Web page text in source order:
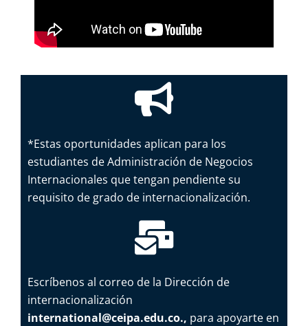
*Estas oportunidades aplican para los
estudiantes de Administración de Negocios
Internacionales que tengan pendiente su
requisito de grado de internacionalización.
Escríbenos al correo de la Dirección de
internacionalización
international@ceipa.edu.co., para apoyarte en